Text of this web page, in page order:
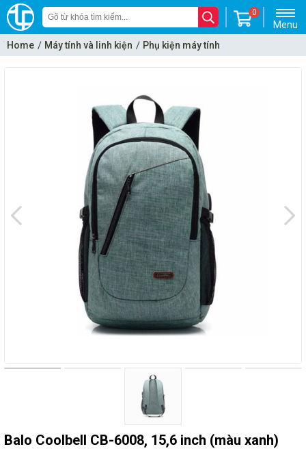
Menu
0
Home Máy tính và linh kiện
Phụ kiện máy tính
Cặp, Ba lô, túi chống sốc Laptop
Balo Coolbell CB-6008, 15,6 inch (màu xanh)